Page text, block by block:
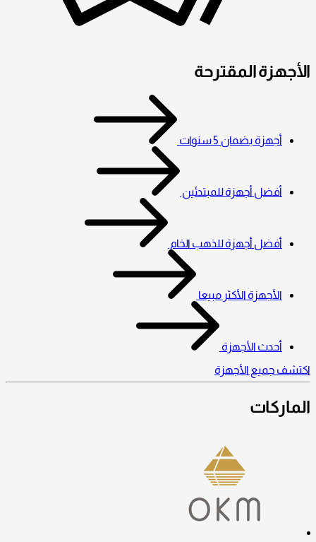
الأجهزة المقترحة
أجهزة بضمان 5 سنوات
أفضل أجهزة للمبتدئين
أفضل أجهزة للذهب الخام
الأجهزة الأكثر مبيعا
أحدث الأجهزة
اكتشف جميع الأجهزة
الماركات